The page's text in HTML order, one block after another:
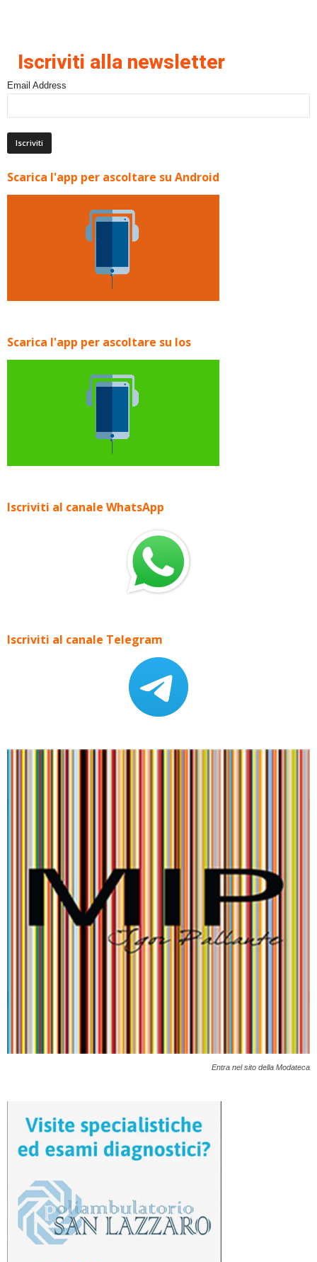
Iscriviti alla newsletter
Email Address
Scarica l'app per ascoltare su Android
Scarica l'app per ascoltare su Ios
Iscriviti al canale WhatsApp
Iscriviti al canale Telegram
Entra nel sito della Modateca